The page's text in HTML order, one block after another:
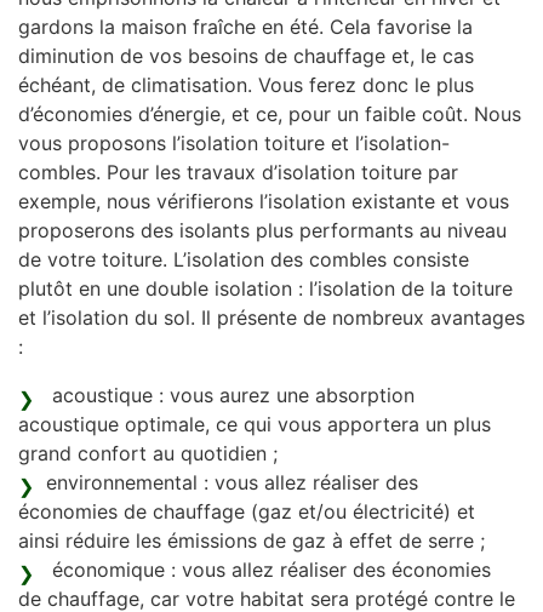
gardons la maison fraîche en été. Cela favorise la
diminution de vos besoins de chauffage et, le cas
échéant, de climatisation. Vous ferez donc le plus
d’économies d’énergie, et ce, pour un faible coût. Nous
vous proposons l’isolation toiture et l’isolation-
combles. Pour les travaux d’isolation toiture par
exemple, nous vérifierons l’isolation existante et vous
proposerons des isolants plus performants au niveau
de votre toiture. L’isolation des combles consiste
plutôt en une double isolation : l’isolation de la toiture
et l’isolation du sol. Il présente de nombreux avantages
:
acoustique : vous aurez une absorption
acoustique optimale, ce qui vous apportera un plus
grand confort au quotidien ;
environnemental : vous allez réaliser des
économies de chauffage (gaz et/ou électricité) et
ainsi réduire les émissions de gaz à effet de serre ;
économique : vous allez réaliser des économies
de chauffage, car votre habitat sera protégé contre le